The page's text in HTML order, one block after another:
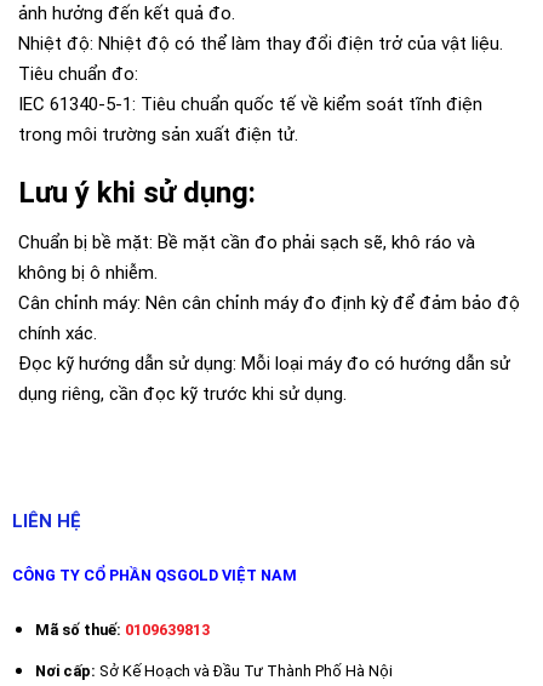
ảnh hưởng đến kết quả đo.
Nhiệt độ: Nhiệt độ có thể làm thay đổi điện trở của vật liệu.
Tiêu chuẩn đo:
IEC 61340-5-1: Tiêu chuẩn quốc tế về kiểm soát tĩnh điện
trong môi trường sản xuất điện tử.
Lưu ý khi sử dụng:
Chuẩn bị bề mặt: Bề mặt cần đo phải sạch sẽ, khô ráo và
không bị ô nhiễm.
Cân chỉnh máy: Nên cân chỉnh máy đo định kỳ để đảm bảo độ
chính xác.
Đọc kỹ hướng dẫn sử dụng: Mỗi loại máy đo có hướng dẫn sử
dụng riêng, cần đọc kỹ trước khi sử dụng.
LIÊN HỆ
CÔNG TY CỔ PHẦN QSGOLD VIỆT NAM
Mã số thuế: 0109639813
Nơi cấp: Sở Kế Hoạch và Đầu Tư Thành Phố Hà Nội